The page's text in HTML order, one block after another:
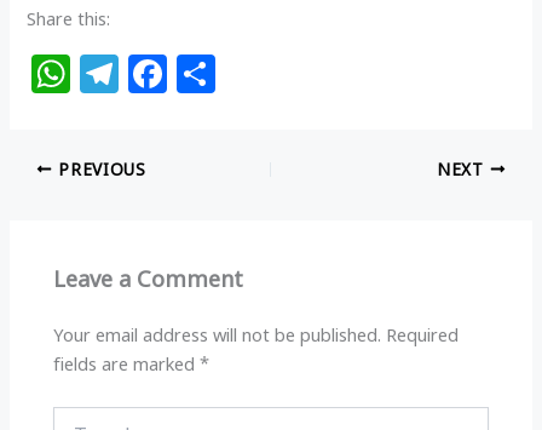
Share this:
W
at
s
p
T
e
g
m
F
o
k
PREVIOUS NEXT
Leave a Comment
Your email address will not be published. Required
fields are marked*